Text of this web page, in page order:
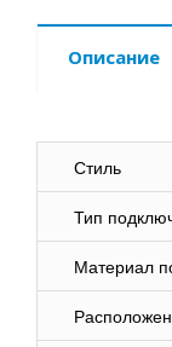
Описание
Стиль
Тип
Материал